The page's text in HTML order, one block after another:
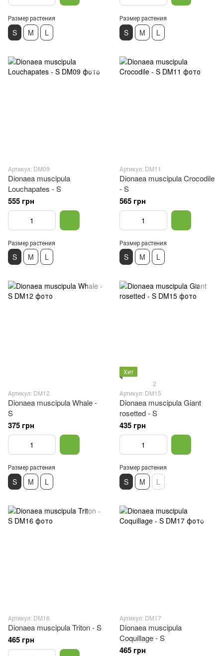
Размер растения
S M L
Размер растения
S M L
Артикул: DM09
Dionaea muscipula
Louchapates - S
555 грн
Размер растения
S M L
Артикул: DM11
Dionaea muscipula Crocodile
- S
565 грн
Размер растения
S M L
Артикул: DM12
Dionaea muscipula Whale -
S
375 грн
Размер растения
S M L
Хит
2
Артикул: DM15
Dionaea muscipula Giant
rosetted - S
435 грн
Размер растения
S M L
Артикул: DM16
Dionaea muscipula Triton - S
465 грн
Артикул: DM17
Dionaea muscipula
Coquillage - S
465 грн